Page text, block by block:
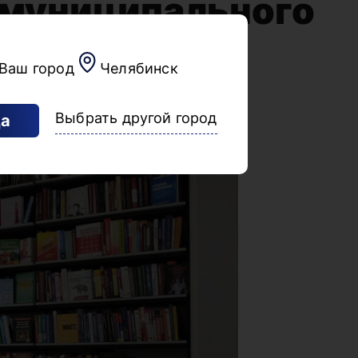
Ваш город Челябинск
Выбрать другой город